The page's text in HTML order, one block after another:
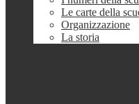
Le carte della
Organizzazione
La storia